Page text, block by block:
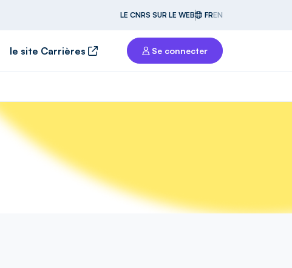
LE CNRS SUR LE WEB FREN
le site Carrières Se connecter